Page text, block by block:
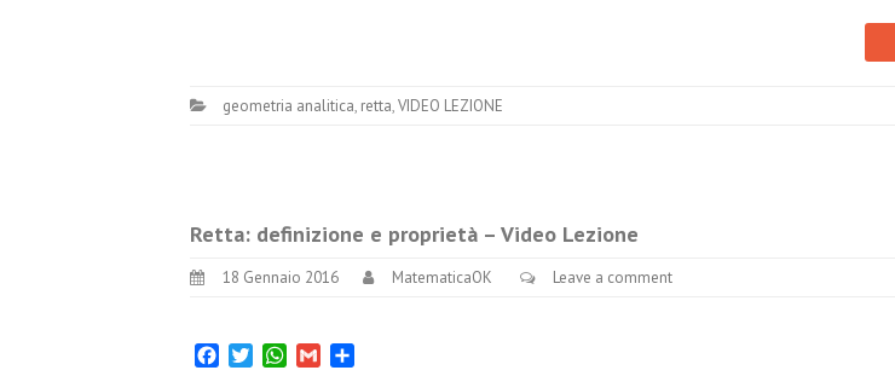
geometria analitica, retta,VIDEO LEZIONE
Retta: definizione e proprietà – Video Lezione
18 Gennaio 2016 MatematicaOK Leave a comment
FacebookTwitterWhatsApp
Gmail